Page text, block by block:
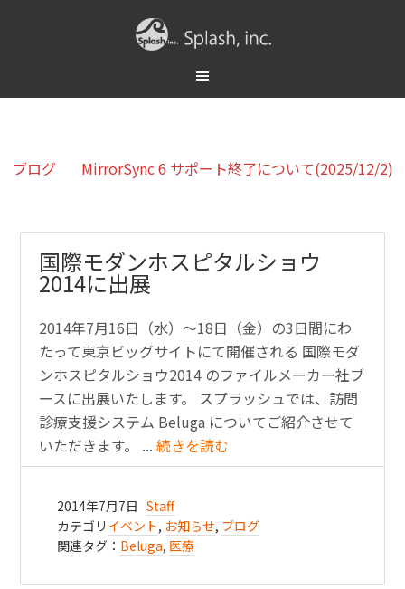
ブログ MirrorSync 6 サポート終了について(2025/12/2)
国際モダンホスピタルショウ
2014に出展
2014年7月16日（水）～18日（金）の3日間にわ
たって東京ビッグサイトにて開催される 国際モダ
ンホスピタルショウ2014 のファイルメーカー社ブ
ースに出展いたします。 スプラッシュでは、訪問
診療支援システム Beluga についてご紹介させて
いただきます。 ...続きを読む
2014年7月7日 Staff
カテゴリ イベント, お知らせ, ブログ
関連タグ： Beluga, 医療